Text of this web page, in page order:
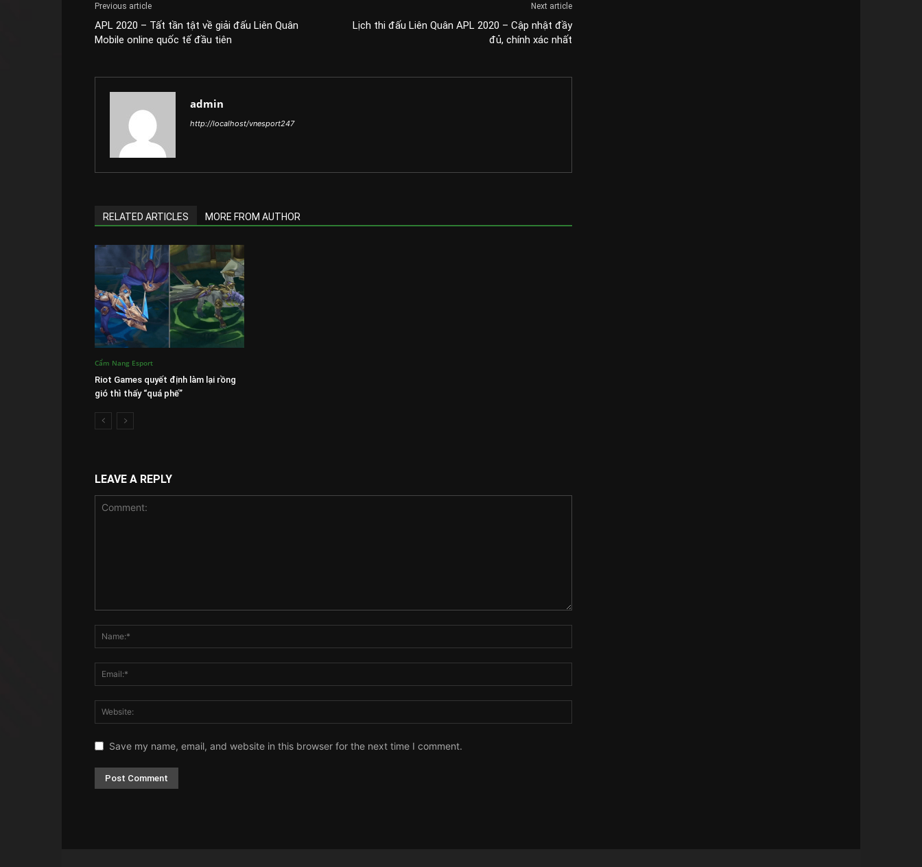
Previous article
APL 2020 – Tất tần tật về giải đấu Liên Quân
Mobile online quốc tế đầu tiên
Next article
Lịch thi đấu Liên Quân APL 2020 – Cập nhật đầy
đủ, chính xác nhất
admin
http://localhost/vnesport247
RELATED ARTICLES MORE FROM AUTHOR
Cẩm Nang Esport
Riot Games quyết định làm lại rồng
gió thì thấy “quá phế”
LEAVE A REPLY
Save my name, email, and website in this browser for the next time I comment.